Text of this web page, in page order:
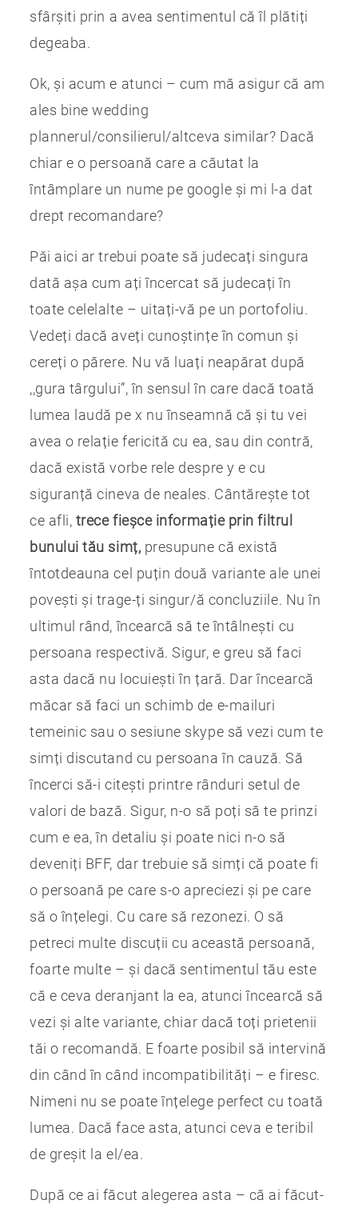
sfârșiti prin a avea sentimentul că îl plătiți
degeaba.
Ok, și acum e atunci – cum mă asigur că am
ales bine wedding
plannerul/consilierul/altceva similar? Dacă
chiar e o persoană care a căutat la
întâmplare un nume pe google și mi l-a dat
drept recomandare?
Păi aici ar trebui poate să judecați singura
dată așa cum ați încercat să judecați în
toate celelalte – uitați-vă pe un portofoliu.
Vedeți dacă aveți cunoștințe în comun și
cereți o părere. Nu vă luați neapărat după
,,gura târgului”, în sensul în care dacă toată
lumea laudă pe x nu înseamnă că și tu vei
avea o relație fericită cu ea, sau din contră,
dacă există vorbe rele despre y e cu
siguranță cineva de neales. Cântărește tot
ce afli, trece fieșce informație prin filtrul
bunului tău simț, presupune că există
întotdeauna cel puțin două variante ale unei
povești și trage-ți singur/ă concluziile. Nu în
ultimul rând, încearcă să te întâlnești cu
persoana respectivă. Sigur, e greu să faci
asta dacă nu locuiești în țară. Dar încearcă
măcar să faci un schimb de e-mailuri
temeinic sau o sesiune skype să vezi cum te
simți discutand cu persoana în cauză. Să
încerci să-i citești printre rânduri setul de
valori de bază. Sigur, n-o să poți să te prinzi
cum e ea, în detaliu și poate nici n-o să
deveniți BFF, dar trebuie să simți că poate fi
o persoană pe care s-o apreciezi și pe care
să o înțelegi. Cu care să rezonezi. O să
petreci multe discuții cu această persoană,
foarte multe – și dacă sentimentul tău este
că e ceva deranjant la ea, atunci încearcă să
vezi și alte variante, chiar dacă toți prietenii
tăi o recomandă. E foarte posibil să intervină
din când în când incompatibilități – e firesc.
Nimeni nu se poate înțelege perfect cu toată
lumea. Dacă face asta, atunci ceva e teribil
de greșit la el/ea.
După ce ai făcut alegerea asta – că ai făcut-